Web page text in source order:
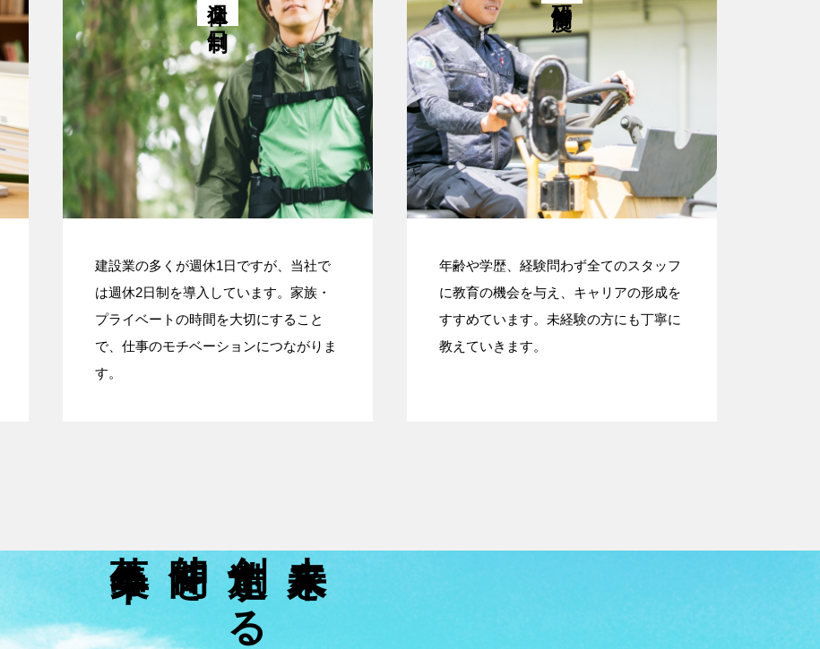
建設業の多くが週休1日ですが、当社で
は週休2日制を導入しています。家族・
プライベートの時間を大切にすること
で、仕事のモチベーションにつながりま
す。
年齢や学歴、経験問わず全てのスタッフ
に教育の機会を与え、キャリアの形成を
すすめています。未経験の方にも丁寧に
教えていきます。
未来を
創造する
仲間を